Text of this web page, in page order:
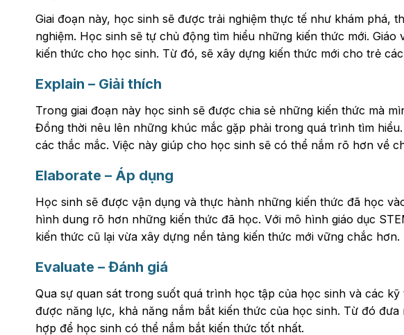
Giai đoạn này, học sinh sẽ được trải nghiệm thực tế như khám phá,
nghiệm. Học sinh sẽ tự chủ động tìm hiểu những kiến thức mới. Giáo
kiến thức cho học sinh. Từ đó, sẽ xây dựng kiến thức mới cho trẻ
Explain – Giải thích
Trong giai đoạn này học sinh sẽ được chia sẻ những kiến thức mà
Đồng thời nêu lên những khúc mắc gặp phải trong quá trình tìm
các thắc mắc. Việc này giúp cho học sinh sẽ có thể nắm rõ hơn về
Elaborate – Áp dụng
Học sinh sẽ được vận dụng và thực hành những kiến thức đã học
hình dung rõ hơn những kiến thức đã học. Với mô hình giáo dục
kiến thức cũ lại vừa xây dựng nền tảng kiến thức mới vững chắc hơn.
Evaluate – Đánh giá
Qua sự quan sát trong suốt quá trình học tập của học sinh và các
được năng lực, khả năng nắm bắt kiến thức của học sinh. Từ đó
hợp để học sinh có thể nắm bắt kiến thức tốt nhất.